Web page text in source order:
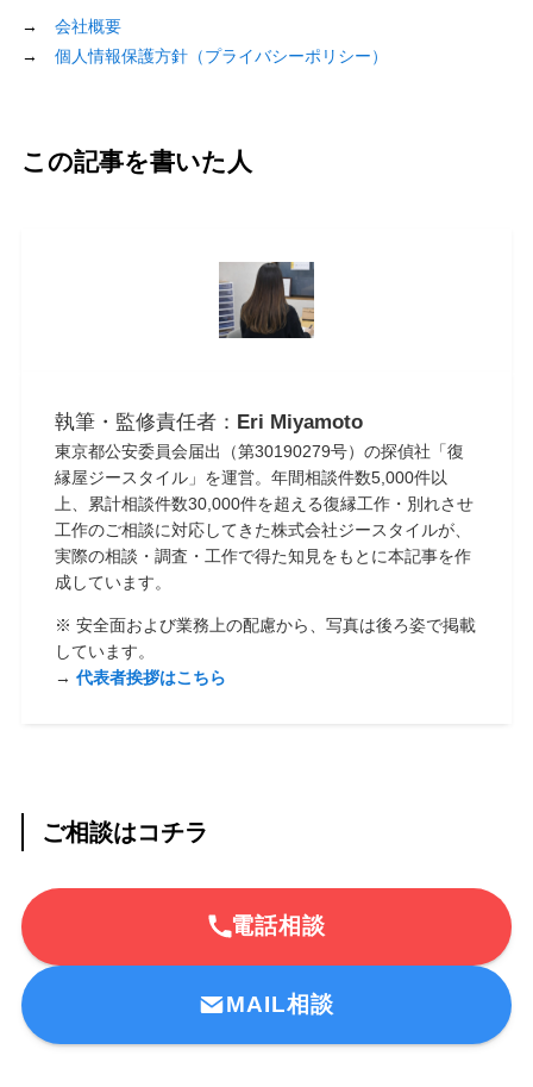
→ 会社概要
→ 個人情報保護方針（プライバシーポリシー）
この記事を書いた人
執筆・監修責任者： Eri Miyamoto
東京都公安委員会届出（第30190279号）の探偵社「復
縁屋ジースタイル」を運営。年間相談件数5,000件以
上、累計相談件数30,000件を超える復縁工作・別れさせ
工作のご相談に対応してきた株式会社ジースタイルが、
実際の相談・調査・工作で得た知見をもとに本記事を作
成しています。
※ 安全面および業務上の配慮から、写真は後ろ姿で掲載
しています。
→代表者挨拶はこちら
ご相談はコチラ
電話相談
MAIL相談